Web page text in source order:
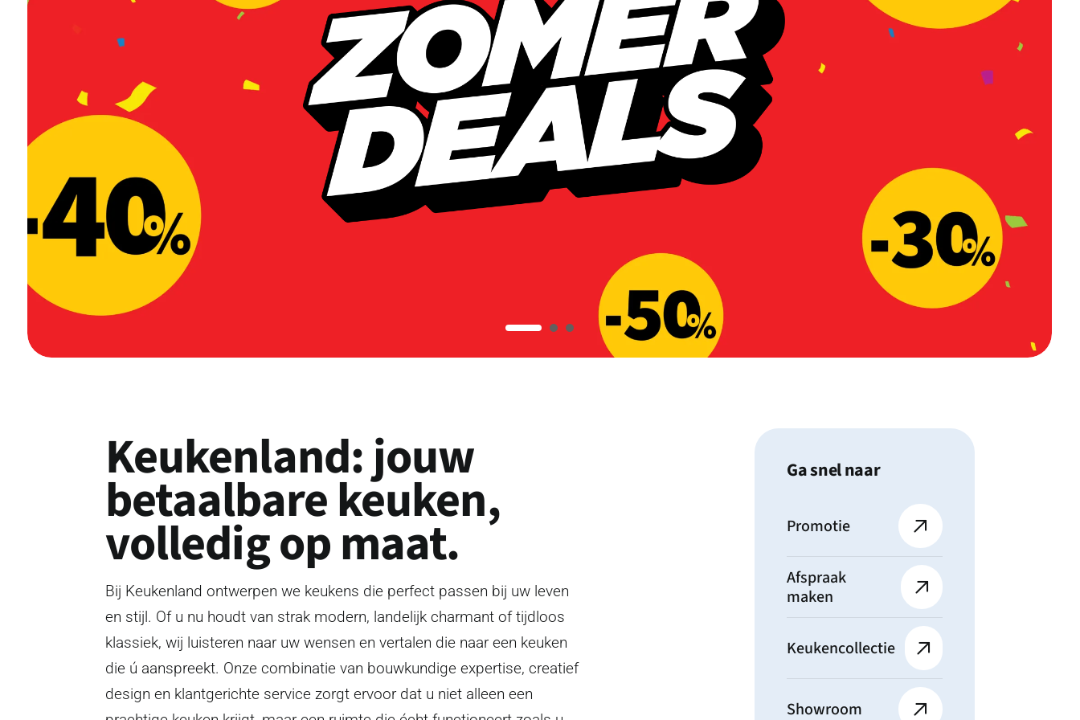
Keukenland: jouw
betaalbare keuken,
volledig op maat.
Bij Keukenland ontwerpen we keukens die perfect passen bij uw leven
en stijl. Of u nu houdt van strak modern, landelijk charmant of tijdloos
klassiek, wij luisteren naar uw wensen en vertalen die naar een keuken
die ú aanspreekt. Onze combinatie van bouwkundige expertise, creatief
design en klantgerichte service zorgt ervoor dat u niet alleen een
Ga snel naar
Promotie
Afspraak
maken
Keukencollectie
Showroom